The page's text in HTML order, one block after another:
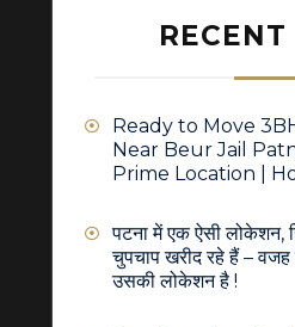
Ready to Move
Near Beur Jail
Prime Location |
पटना में एक ऐसी
चुपचाप खरीद रहे हैं – वजह
उसकी लोकेशन है !